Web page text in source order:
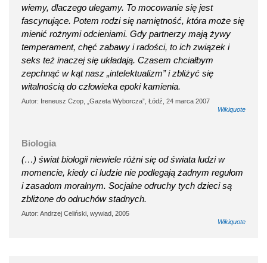
wiemy, dlaczego ulegamy. To mocowanie się jest
fascynujące. Potem rodzi się namiętność, która może się
mienić rożnymi odcieniami. Gdy partnerzy mają żywy
temperament, chęć zabawy i radości, to ich związek i
seks też inaczej się układają. Czasem chciałbym
zepchnąć w kąt nasz „intelektualizm” i zbliżyć się
witalnością do człowieka epoki kamienia.
Autor: Ireneusz Czop, „Gazeta Wyborcza”, Łódź, 24 marca 2007
Wikiquote
Biologia
(…) świat biologii niewiele różni się od świata ludzi w
momencie, kiedy ci ludzie nie podlegają żadnym regułom
i zasadom moralnym. Socjalne odruchy tych dzieci są
zbliżone do odruchów stadnych.
Autor: Andrzej Celiński, wywiad, 2005
Wikiquote